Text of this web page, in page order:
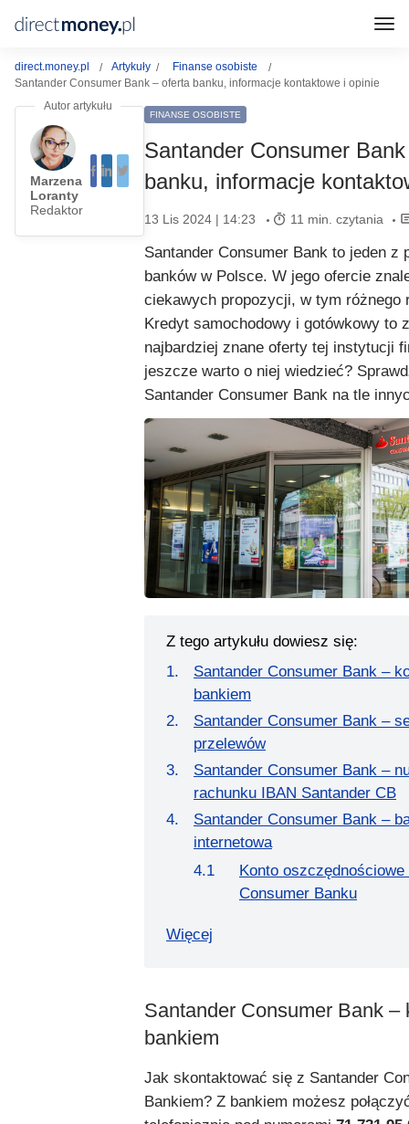
direct.money.pl Artykuły
Finanse osobiste
Santander Consumer Bank – oferta banku, informacje kontaktowe i opinie
Marzena
Loranty
Redaktor
FINANSE OSOBISTE
Santander Consumer
banku, informacje
13 Lis 2024 | 14:23 11 min. czytania
Santander Consumer Bank to jeden z
banków w Polsce. W jego ofercie
ciekawych propozycji, w tym różnego
Kredyt samochodowy i gotówkowy to
najbardziej znane oferty tej instytucji
jeszcze warto o niej wiedzieć?
Santander Consumer Bank na tle
Z tego artykułu dowiesz się:
Santander Consumer Bank –
bankiem
Santander Consumer Bank –
przelewów
Santander Consumer Bank –
rachunku IBAN Santander CB
Santander Consumer Bank –
internetowa
Konto oszczędnościowe
Consumer Banku
Więcej
Santander Consumer Bank –
bankiem
Jak skontaktować się z Santander
Bankiem? Z bankiem możesz